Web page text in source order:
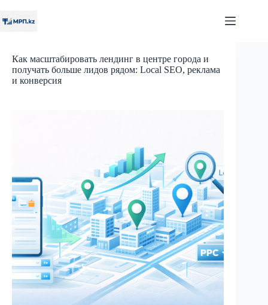
сути
Как масштабировать лендинг в центре города и
получать больше лидов рядом: Local SEO, реклама
и конверсия